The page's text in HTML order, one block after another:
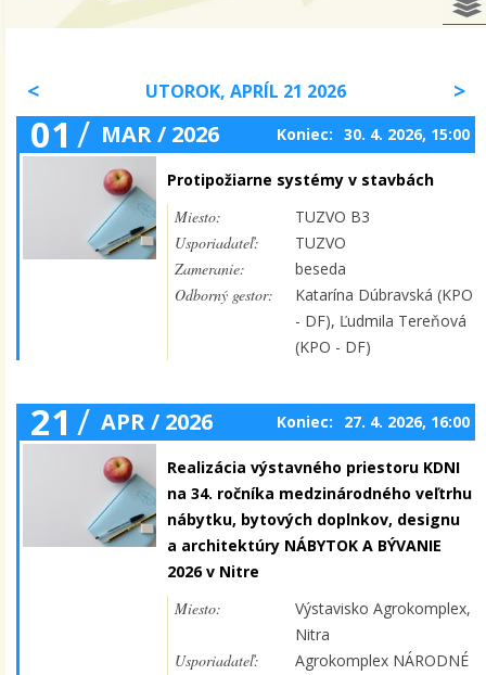
UTOROK, APRÍL 21 2026
01 / MAR / 2026 Koniec: 30. 4. 2026, 15:00
Protipožiarne systémy v stavbách
Miesto:
TUZVO B3
Usporiadateľ:
TUZVO
Zameranie:
beseda
Odborný gestor:
Katarína Dúbravská (KPO
- DF), Ľudmila Tereňová
(KPO - DF)
21 / APR / 2026 Koniec: 27. 4. 2026, 16:00
Realizácia výstavného priestoru KDNI
na 34. ročníka medzinárodného veľtrhu
nábytku, bytových doplnkov, designu
a architektúry NÁBYTOK A BÝVANIE
2026 v Nitre
Miesto:
Výstavisko Agrokomplex,
Nitra
Usporiadateľ:
Agrokomplex NÁRODNÉ